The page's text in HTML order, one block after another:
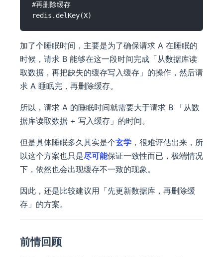
#再删除缓存
加了个睡眠时间，主要是为了确保请求 A 在睡眠的
时候，请求 B 能够在这一段时间完成「从数据库读
取数据，再把缺失的缓存写入缓存」的操作，然后请
求 A 睡眠完，再删除缓存。
所以，请求 A 的睡眠时间就需要大于请求 B 「从数
据库读取数据 + 写入缓存」的时间。
但是具体睡眠多久其实是个玄学 ，很难评估出来，所
以这个方案也只是尽可能保证一致性而已，极端情况
下，依然也会出现缓存不一致的现象。
因此，还是比较建议用「先更新数据库，再删除缓
存」的方案。
前情回顾